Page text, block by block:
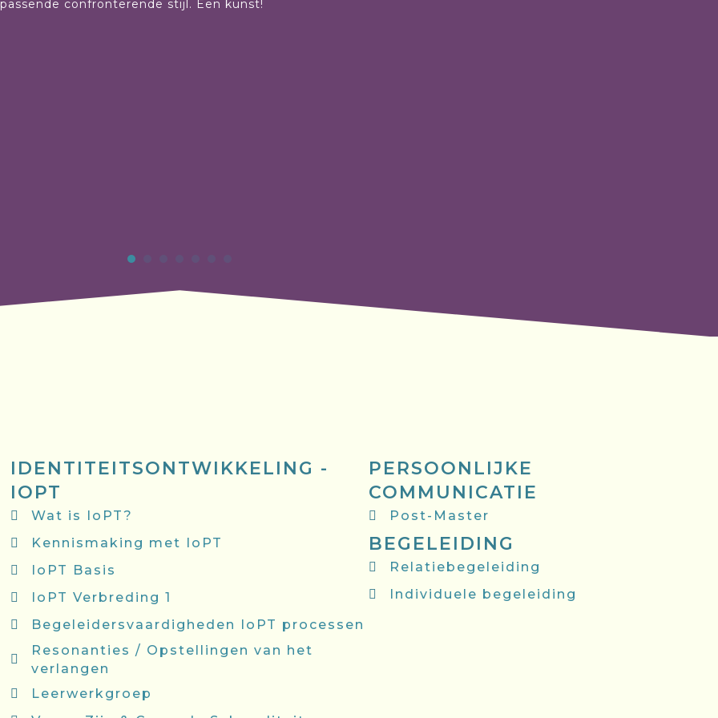
confronterende stijl. Een kunst!
IDENTITEITSONTWIKKELING -
IOPT
Wat is IoPT?
Kennismaking met IoPT
IoPT Basis
IoPT Verbreding 1
Begeleidersvaardigheden IoPT processen
Resonanties / Opstellingen van het
verlangen
Leerwerkgroep
PERSOONLIJKE
COMMUNICATIE
Post-Master
BEGELEIDING
Relatiebegeleiding
Individuele begeleiding